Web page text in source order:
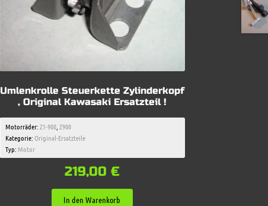
Umlenkrolle Steuerkette Zylinderkopf
, Original Kawasaki Ersatzteil !
Motorräder:Z1-900 ,Z900
Kategorie:Original-Ersatzteile
Typ: Motor
219,00 €
In den Warenkorb